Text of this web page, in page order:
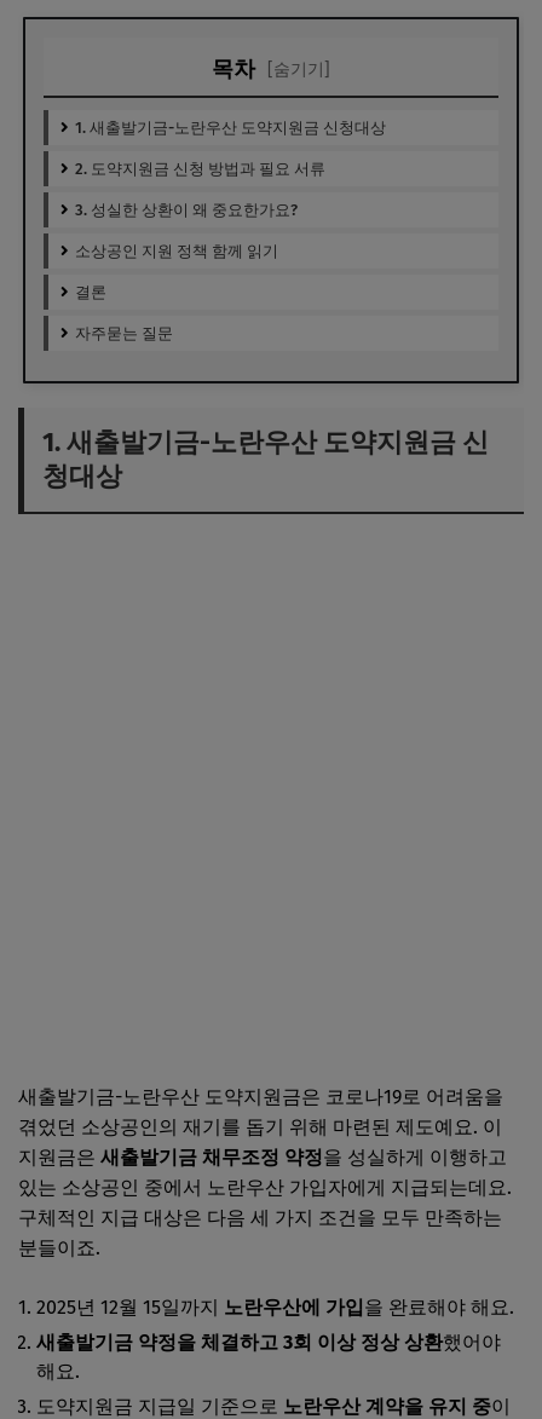
목차 [숨기기]
1. 새출발기금-노란우산 도약지원금 신청대상
2. 도약지원금 신청 방법과 필요 서류
3. 성실한 상환이 왜 중요한가요?
소상공인 지원 정책 함께 읽기
결론
자주묻는 질문
1. 새출발기금-노란우산 도약지원금 신
청대상
새출발기금-노란우산 도약지원금은 코로나19로 어려움을
겪었던 소상공인의 재기를 돕기 위해 마련된 제도예요. 이
지원금은 새출발기금 채무조정 약정을 성실하게 이행하고
있는 소상공인 중에서 노란우산 가입자에게 지급되는데요.
구체적인 지급 대상은 다음 세 가지 조건을 모두 만족하는
분들이죠.
2025년 12월 15일까지 노란우산에 가입을 완료해야 해요.
새출발기금 약정을 체결하고 3회 이상 정상 상환했어야
해요.
도약지원금 지급일 기준으로 노란우산 계약을 유지 중이